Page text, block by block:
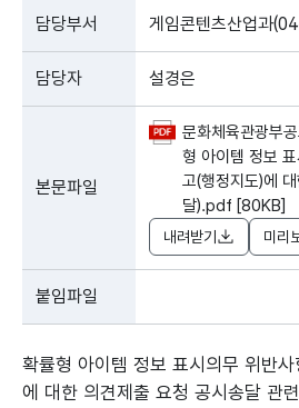
담당부서 게임콘텐츠산업과
담당자 설경은
본문파일
문화체육관광부
형 아이템 정보
고(행정지도)에
달).pdf [80KB]
내려받기 미리
붙임파일
확률형 아이템 정보 표시의무 위반
에 대한 의견제출 요청 공시송달 관